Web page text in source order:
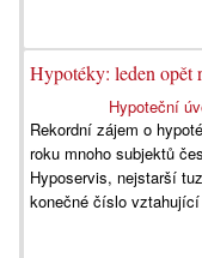
Hypotéky: leden opět
Hypoteční
Rekordní zájem o
roku mnoho subjektů
Hyposervis, nejstarší
konečné číslo